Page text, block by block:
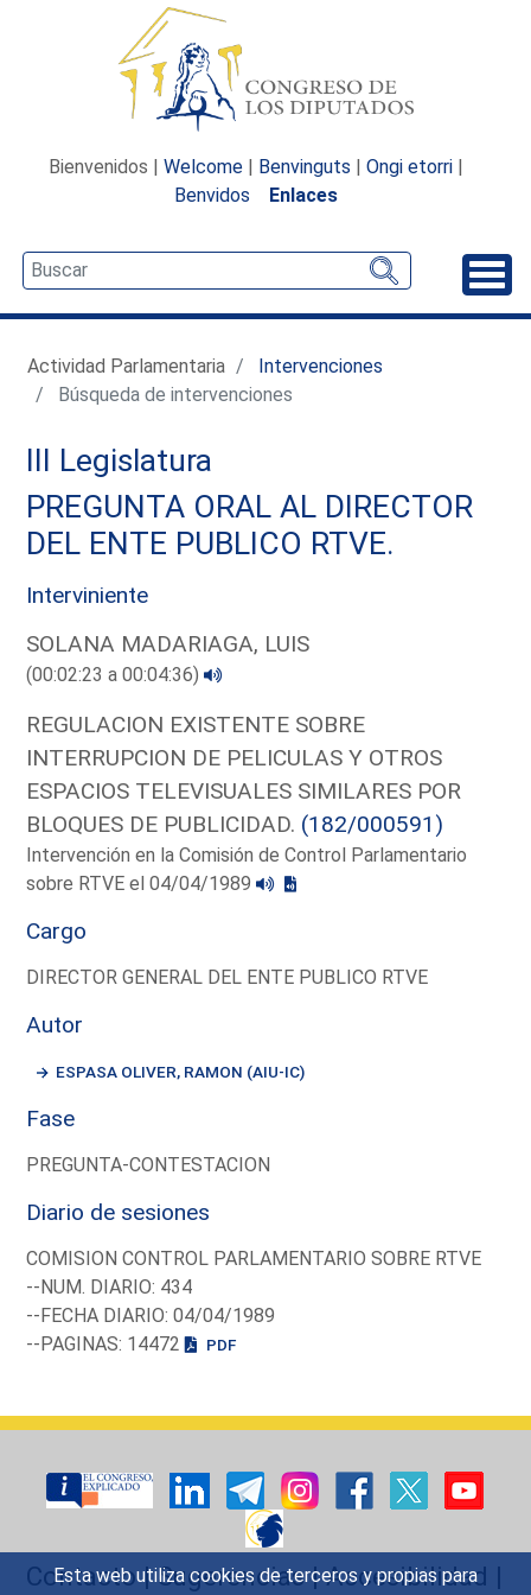
Esta web utiliza cookies de terceros y propias para
Bienvenidos | Welcome | Benvinguts | Ongi etorri |
Benvidos
Enlaces
Actividad Parlamentaria
Intervenciones
Búsqueda de intervenciones
III Legislatura
PREGUNTA ORAL AL DIRECTOR
DEL ENTE PUBLICO RTVE.
Interviniente
SOLANA MADARIAGA, LUIS
(00:02:23 a 00:04:36)
REGULACION EXISTENTE SOBRE
INTERRUPCION DE PELICULAS Y OTROS
ESPACIOS TELEVISUALES SIMILARES POR
BLOQUES DE PUBLICIDAD. (182/000591)
Intervención en la Comisión de Control Parlamentario
sobre RTVE el 04/04/1989
Cargo
DIRECTOR GENERAL DEL ENTE PUBLICO RTVE
Autor
ESPASA OLIVER, RAMON (AIU-IC)
Fase
PREGUNTA-CONTESTACION
Diario de sesiones
COMISION CONTROL PARLAMENTARIO SOBRE RTVE
--NUM. DIARIO: 434
--FECHA DIARIO: 04/04/1989
--PAGINAS: 14472
PDF
Contacto|Sugerencias|Accesibilidad |